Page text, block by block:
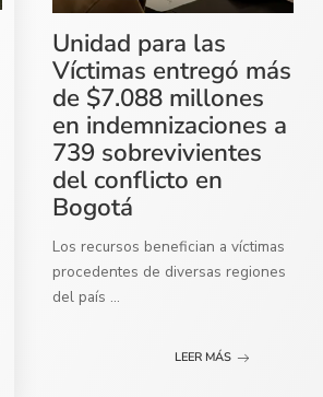
Unidad para las
Víctimas entregó más
de $7.088 millones
en indemnizaciones a
739 sobrevivientes
del conflicto en
Bogotá
Los recursos benefician a víctimas
procedentes de diversas regiones
del país ...
LEER MÁS